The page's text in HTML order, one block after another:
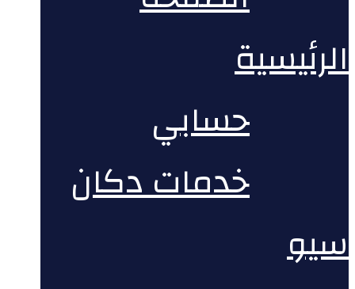
الرئيسية
حسابي
خدمات دكان
سيو